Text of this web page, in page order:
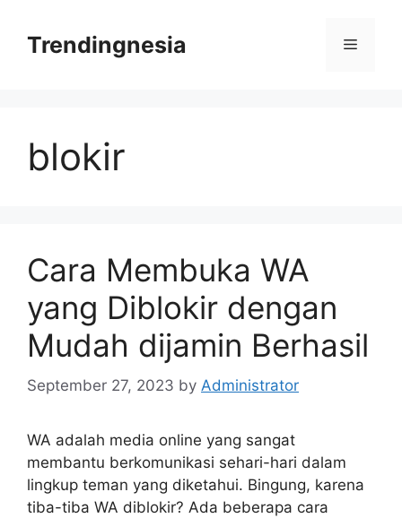
contentTrendingnesia Menu
blokir
Cara Membuka WA
yang Diblokir dengan
Mudah dijamin Berhasil
September 27, 2023 by Administrator
WA adalah media online yang sangat
membantu berkomunikasi sehari-hari dalam
lingkup teman yang diketahui. Bingung, karena
tiba-tiba WA diblokir? Ada beberapa cara